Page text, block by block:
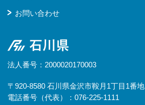
お問い合わせ
石川県
法人番号：2000020170003
〒920-8580 石川県金沢市鞍月1丁目1番地
電話番号（代表）：076-225-1111